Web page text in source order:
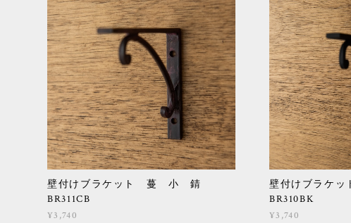
壁付けブラケット 蔓 小 錆
BR311CB
¥3,740
壁付けブラ
BR310BK
¥3,740